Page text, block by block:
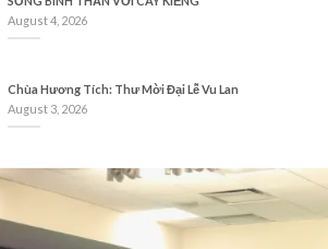
August 4, 2026
Chùa Hương Tích: Thư Mời Đại Lễ Vu Lan
August 3, 2026